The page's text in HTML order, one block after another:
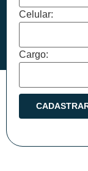
Celular:
Cargo: